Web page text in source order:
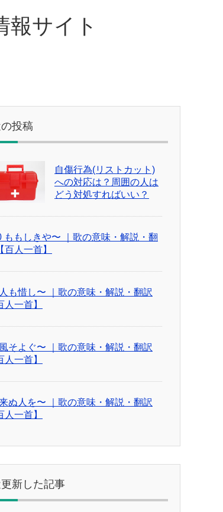
サイト
投稿
自傷行為(リストカット)
への対応は？周囲の人は
どう対処すればいい？
ももしきや〜 ｜歌の意味・解説・翻
百人一首】
も惜し〜 ｜歌の意味・解説・翻訳
人一首】
そよぐ〜 ｜歌の意味・解説・翻訳
人一首】
ぬ人を〜 ｜歌の意味・解説・翻訳
人一首】
新した記事